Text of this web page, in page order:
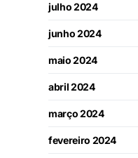
julho 2024
junho 2024
maio 2024
abril 2024
março 2024
fevereiro 2024